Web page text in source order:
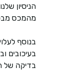
הניסיון
מהמכס
בנוסף
בדיקה של